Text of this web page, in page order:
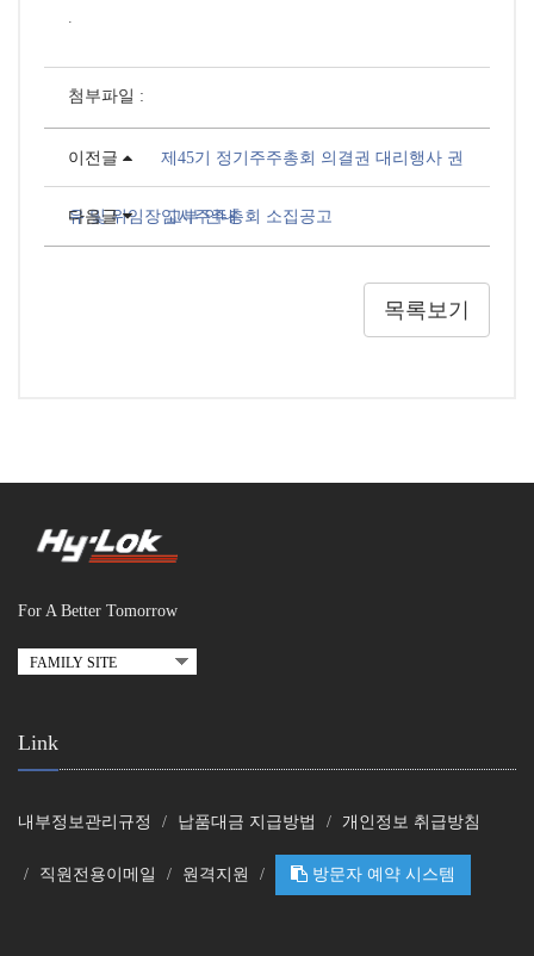
.
첨부파일 :
이전글 제45기 정기주주총회 의결권 대리행사 권
유 및 위임장 교부 안내
다음글 임시주주총회 소집공고
목록보기
For A Better Tomorrow
Link
내부정보관리규정 납품대금 지급방법 개인정보 취급방침
직원전용이메일 원격지원 방문자 예약 시스템